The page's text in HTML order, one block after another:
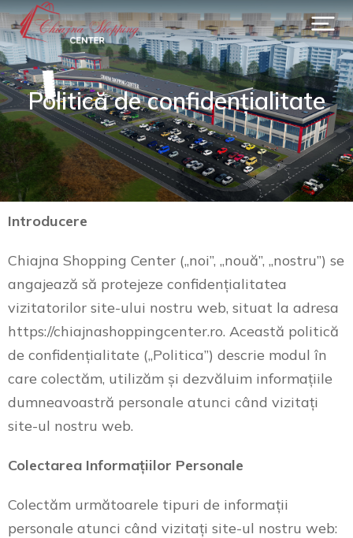
Politică de confidențialitate
Introducere
Chiajna Shopping Center („noi”, „nouă”, „nostru”) se
angajează să protejeze confidențialitatea
vizitatorilor site-ului nostru web, situat la adresa
https://chiajnashoppingcenter.ro. Această politică
de confidențialitate („Politica”) descrie modul în
care colectăm, utilizăm și dezvăluim informațiile
dumneavoastră personale atunci când vizitați
site-ul nostru web.
Colectarea Informațiilor Personale
Colectăm următoarele tipuri de informații
personale atunci când vizitați site-ul nostru web: